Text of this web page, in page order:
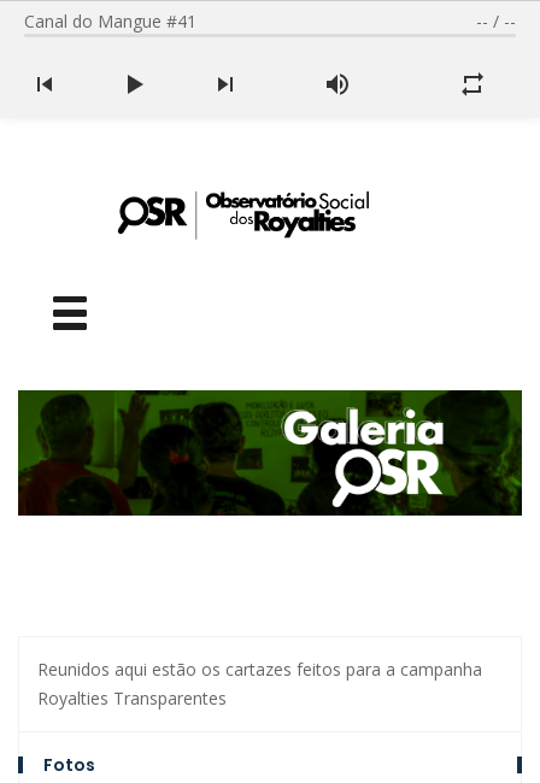
Canal do Mangue #41 -- / --
SOBRE NÓS
SEMINÁRIO
Reunidos aqui estão os cartazes feitos para a campanha
Royalties Transparentes
Fotos